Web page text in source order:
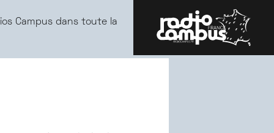
Campus dans toute la